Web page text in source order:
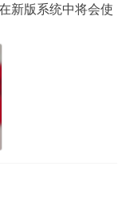
新版系统中将会使